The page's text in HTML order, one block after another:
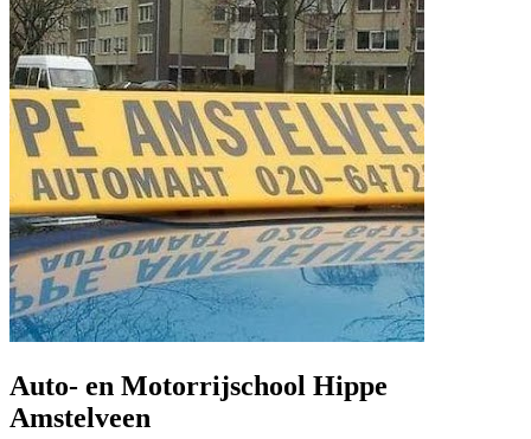
Auto- en Motorrijschool Hippe
Amstelveen